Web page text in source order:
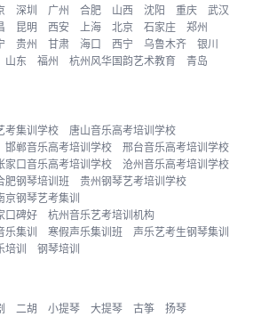
深圳 广州 合肥 山西 沈阳 重庆
武汉
昆明 西安 上海 北京 石家庄
郑州
贵州 甘肃 海口 西宁 乌鲁木齐
银川
山东 福州 杭州风华国韵艺术教育
青岛
考集训学校
唐山音乐高考培训学校
邯郸音乐高考培训学校
邢台音乐高考培训学校
家口音乐高考培训学校
沧州音乐高考培训学校
肥钢琴培训班
贵州钢琴艺考培训学校
京钢琴艺考集训
口碑好
杭州音乐艺考培训机构
乐集训 寒假声乐集训班
声乐艺考生钢琴集训
培训 钢琴培训
二胡 小提琴 大提琴 古筝 扬琴